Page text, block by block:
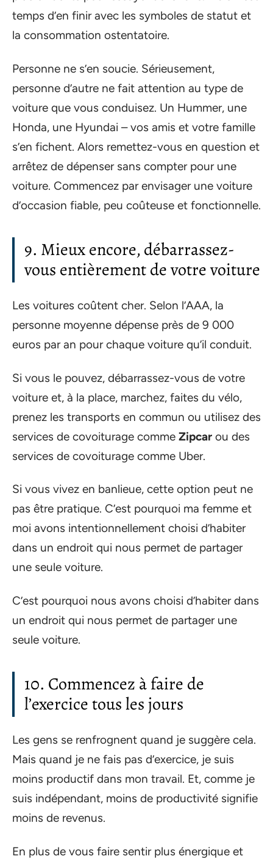
temps d’en finir avec les symboles de statut et
la consommation ostentatoire.
Personne ne s’en soucie. Sérieusement,
personne d’autre ne fait attention au type de
voiture que vous conduisez. Un Hummer, une
Honda, une Hyundai – vos amis et votre famille
s’en fichent. Alors remettez-vous en question et
arrêtez de dépenser sans compter pour une
voiture. Commencez par envisager une voiture
d’occasion fiable, peu coûteuse et fonctionnelle.
9. Mieux encore, débarrassez-
vous entièrement de votre voiture
Les voitures coûtent cher. Selon l’AAA, la
personne moyenne dépense près de 9 000
euros par an pour chaque voiture qu’il conduit.
Si vous le pouvez, débarrassez-vous de votre
voiture et, à la place, marchez, faites du vélo,
prenez les transports en commun ou utilisez des
services de covoiturage comme Zipcar ou des
services de covoiturage comme Uber.
Si vous vivez en banlieue, cette option peut ne
pas être pratique. C’est pourquoi ma femme et
moi avons intentionnellement choisi d’habiter
dans un endroit qui nous permet de partager
une seule voiture.
C’est pourquoi nous avons choisi d’habiter dans
un endroit qui nous permet de partager une
seule voiture.
10. Commencez à faire de
l’exercice tous les jours
Les gens se renfrognent quand je suggère cela.
Mais quand je ne fais pas d’exercice, je suis
moins productif dans mon travail. Et, comme je
suis indépendant, moins de productivité signifie
moins de revenus.
En plus de vous faire sentir plus énergique et